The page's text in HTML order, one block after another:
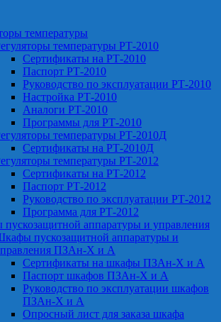
температуры
температуры РТ-2010
Сертификаты на РТ-2010
Паспорт РТ-2010
Руководство по эксплуатации РТ-2010
Настройка РТ-2010
Аналоги РТ-2010
Программы для РТ-2010
температуры РТ-2010Д
Сертификаты на РТ-2010Д
температуры РТ-2012
Сертификаты на РТ-2012
Паспорт РТ-2012
Руководство по эксплуатации РТ-2012
Программа для РТ-2012
аппаратуры и управления
пускозащитной аппаратуры и
ПЗАн-Х и А
Сертификаты на шкафы ПЗАн-Х и А
Паспорт шкафов ПЗАн-Х и А
Руководство по эксплуатации шкафов
ПЗАн-Х и А
Опросный лист для заказа шкафа